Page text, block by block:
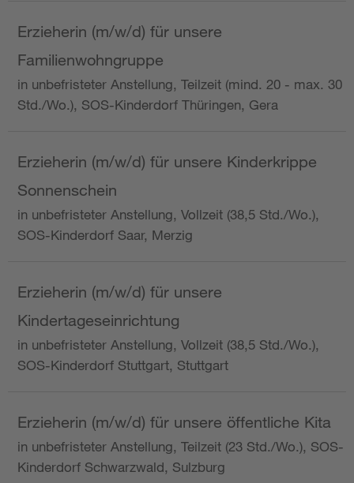
Erzieherin (m/w/d) für unsere
Familienwohngruppe
in unbefristeter Anstellung, Teilzeit (mind. 20 - max. 30
Std./Wo.), SOS-Kinderdorf Thüringen, Gera
Erzieherin (m/w/d) für unsere Kinderkrippe
Sonnenschein
in unbefristeter Anstellung, Vollzeit (38,5 Std./Wo.),
SOS-Kinderdorf Saar, Merzig
Erzieherin (m/w/d) für unsere
Kindertageseinrichtung
in unbefristeter Anstellung, Vollzeit (38,5 Std./Wo.),
SOS-Kinderdorf Stuttgart, Stuttgart
Erzieherin (m/w/d) für unsere öffentliche Kita
in unbefristeter Anstellung, Teilzeit (23 Std./Wo.), SOS-
Kinderdorf Schwarzwald, Sulzburg